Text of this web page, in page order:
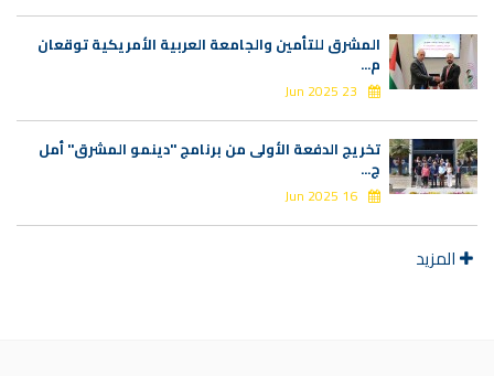
المشرق للتأمين والجامعة العربية الأمريكية توقعان
م...
23 Jun 2025
تخريج الدفعة الأولى من برنامج "دينمو المشرق" أمل
ج...
16 Jun 2025
المزيد